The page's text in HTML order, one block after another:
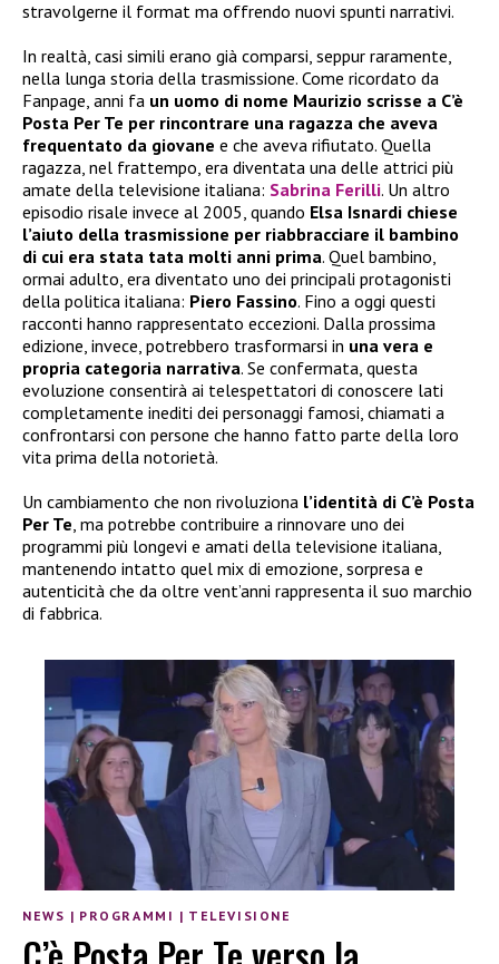
stravolgerne il format ma offrendo nuovi spunti narrativi.
In realtà, casi simili erano già comparsi, seppur raramente,
nella lunga storia della trasmissione. Come ricordato da
Fanpage, anni fa un uomo di nome Maurizio scrisse a C’è
Posta Per Te per rincontrare una ragazza che aveva
frequentato da giovane e che aveva rifiutato. Quella
ragazza, nel frattempo, era diventata una delle attrici più
amate della televisione italiana: Sabrina Ferilli. Un altro
episodio risale invece al 2005, quando Elsa Isnardi chiese
l’aiuto della trasmissione per riabbracciare il bambino
di cui era stata tata molti anni prima. Quel bambino,
ormai adulto, era diventato uno dei principali protagonisti
della politica italiana: Piero Fassino. Fino a oggi questi
racconti hanno rappresentato eccezioni. Dalla prossima
edizione, invece, potrebbero trasformarsi in una vera e
propria categoria narrativa. Se confermata, questa
evoluzione consentirà ai telespettatori di conoscere lati
completamente inediti dei personaggi famosi, chiamati a
confrontarsi con persone che hanno fatto parte della loro
vita prima della notorietà.
Un cambiamento che non rivoluziona l’identità di C’è Posta
Per Te , ma potrebbe contribuire a rinnovare uno dei
programmi più longevi e amati della televisione italiana,
mantenendo intatto quel mix di emozione, sorpresa e
autenticità che da oltre vent’anni rappresenta il suo marchio
di fabbrica.
NEWS | PROGRAMMI | TELEVISIONE